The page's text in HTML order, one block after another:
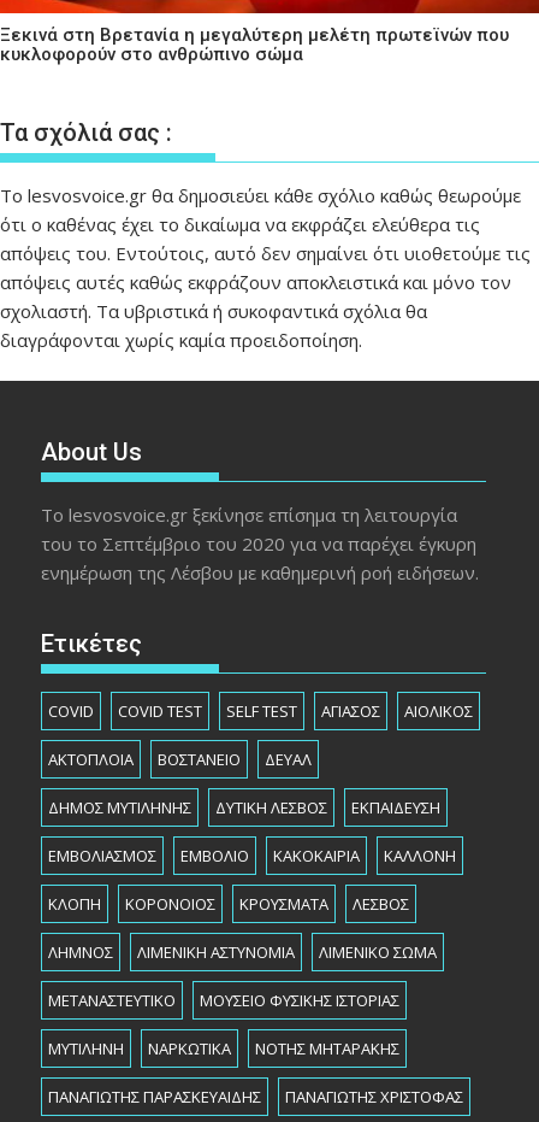
Ξεκινά στη Βρετανία η μεγαλύτερη μελέτη πρωτεϊνών που
κυκλοφορούν στο ανθρώπινο σώμα
Τα σχόλιά σας :
Το lesvosvoice.gr θα δημοσιεύει κάθε σχόλιο καθώς θεωρούμε
ότι ο καθένας έχει το δικαίωμα να εκφράζει ελεύθερα τις
απόψεις του. Εντούτοις, αυτό δεν σημαίνει ότι υιοθετούμε τις
απόψεις αυτές καθώς εκφράζουν αποκλειστικά και μόνο τον
σχολιαστή. Τα υβριστικά ή συκοφαντικά σχόλια θα
διαγράφονται χωρίς καμία προειδοποίηση.
About Us
Το lesvosvoice.gr ξεκίνησε επίσημα τη λειτουργία
του το Σεπτέμβριο του 2020 για να παρέχει έγκυρη
ενημέρωση της Λέσβου με καθημερινή ροή ειδήσεων.
Ετικέτες
COVID COVID TEST SELF TEST ΑΓΙΑΣΟΣ ΑΙΟΛΙΚΟΣ
ΑΚΤΟΠΛΟΙΑ ΒΟΣΤΑΝΕΙΟ ΔΕΥΑΛ
ΔΗΜΟΣ ΜΥΤΙΛΗΝΗΣ ΔΥΤΙΚΗ ΛΕΣΒΟΣ ΕΚΠΑΙΔΕΥΣΗ
ΕΜΒΟΛΙΑΣΜΟΣ ΕΜΒΟΛΙΟ ΚΑΚΟΚΑΙΡΙΑ ΚΑΛΛΟΝΗ
ΚΛΟΠΗ ΚΟΡΟΝΟΙΟΣ ΚΡΟΥΣΜΑΤΑ ΛΕΣΒΟΣ
ΛΗΜΝΟΣ ΛΙΜΕΝΙΚΗ ΑΣΤΥΝΟΜΙΑ ΛΙΜΕΝΙΚΟ ΣΩΜΑ
ΜΕΤΑΝΑΣΤΕΥΤΙΚΟ ΜΟΥΣΕΙΟ ΦΥΣΙΚΗΣ ΙΣΤΟΡΙΑΣ
ΜΥΤΙΛΗΝΗ ΝΑΡΚΩΤΙΚΑ ΝΟΤΗΣ ΜΗΤΑΡΑΚΗΣ
ΠΑΝΑΓΙΩΤΗΣ ΠΑΡΑΣΚΕΥΑΙΔΗΣ ΠΑΝΑΓΙΩΤΗΣ ΧΡΙΣΤΟΦΑΣ